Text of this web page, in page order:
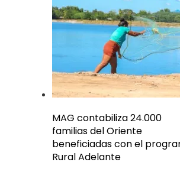
MAG contabiliza 24.000
familias del Oriente
beneficiadas con el
Rural Adelante